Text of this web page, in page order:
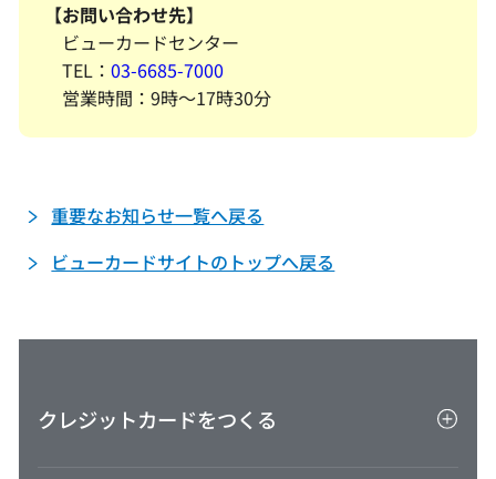
【お問い合わせ先】
ビューカードセンター
TEL：03-6685-7000
営業時間：9時～17時30分
重要なお知らせ一覧へ戻る
ビューカードサイトのトップへ戻る
クレジットカードをつくる